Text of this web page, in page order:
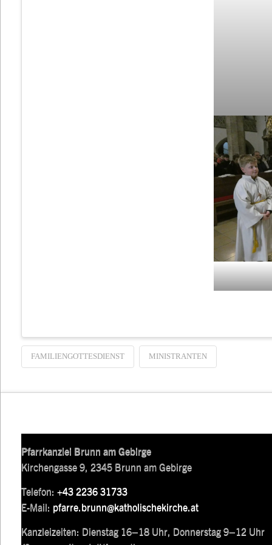
FAMILIENGOTTESDIENST MINISTRANTEN
Pfarrkanzlei Brunn am Gebirge
Kirchengasse 9, 2345 Brunn am Gebirge
Telefon: +43 2236 31733
E-Mail: pfarre.brunn@katholischekirche.at
Kanzleizeiten: Dienstag 16–18 Uhr, Donnerstag 9–12 Uhr